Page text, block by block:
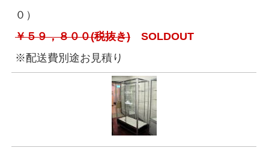
０）
￥５９，８００(税抜き) SOLDOUT
※配送費別途お見積り